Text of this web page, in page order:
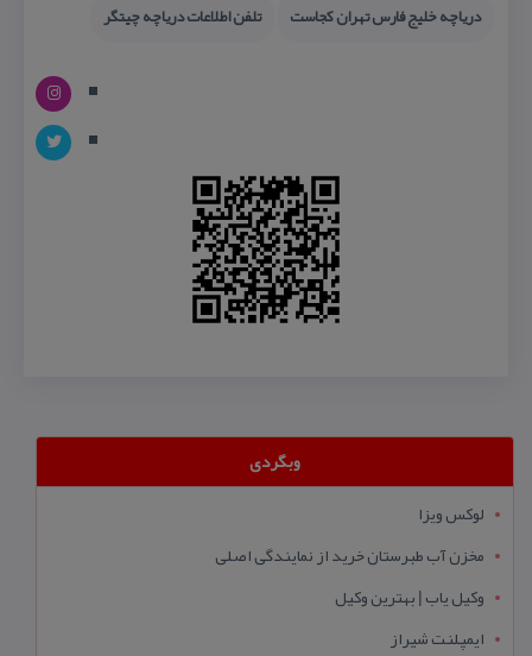
دریاچه خلیج فارس تهران كجاست
تلفن اطلاعات دریاچه چیتگر
وبگردی
لوکس ویزا
مخزن آب طبرستان خرید از نمایندگی اصلی
وکیل یاب | بهترین وکیل
ایمپلنت شیراز